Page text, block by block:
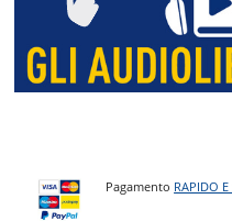
Pagamento RAPIDO E